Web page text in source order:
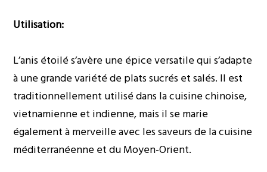
Utilisation:
L’anis étoilé s’avère une épice versatile qui s’adapte
à une grande variété de plats sucrés et salés. Il est
traditionnellement utilisé dans la cuisine chinoise,
vietnamienne et indienne, mais il se marie
également à merveille avec les saveurs de la cuisine
méditerranéenne et du Moyen-Orient.